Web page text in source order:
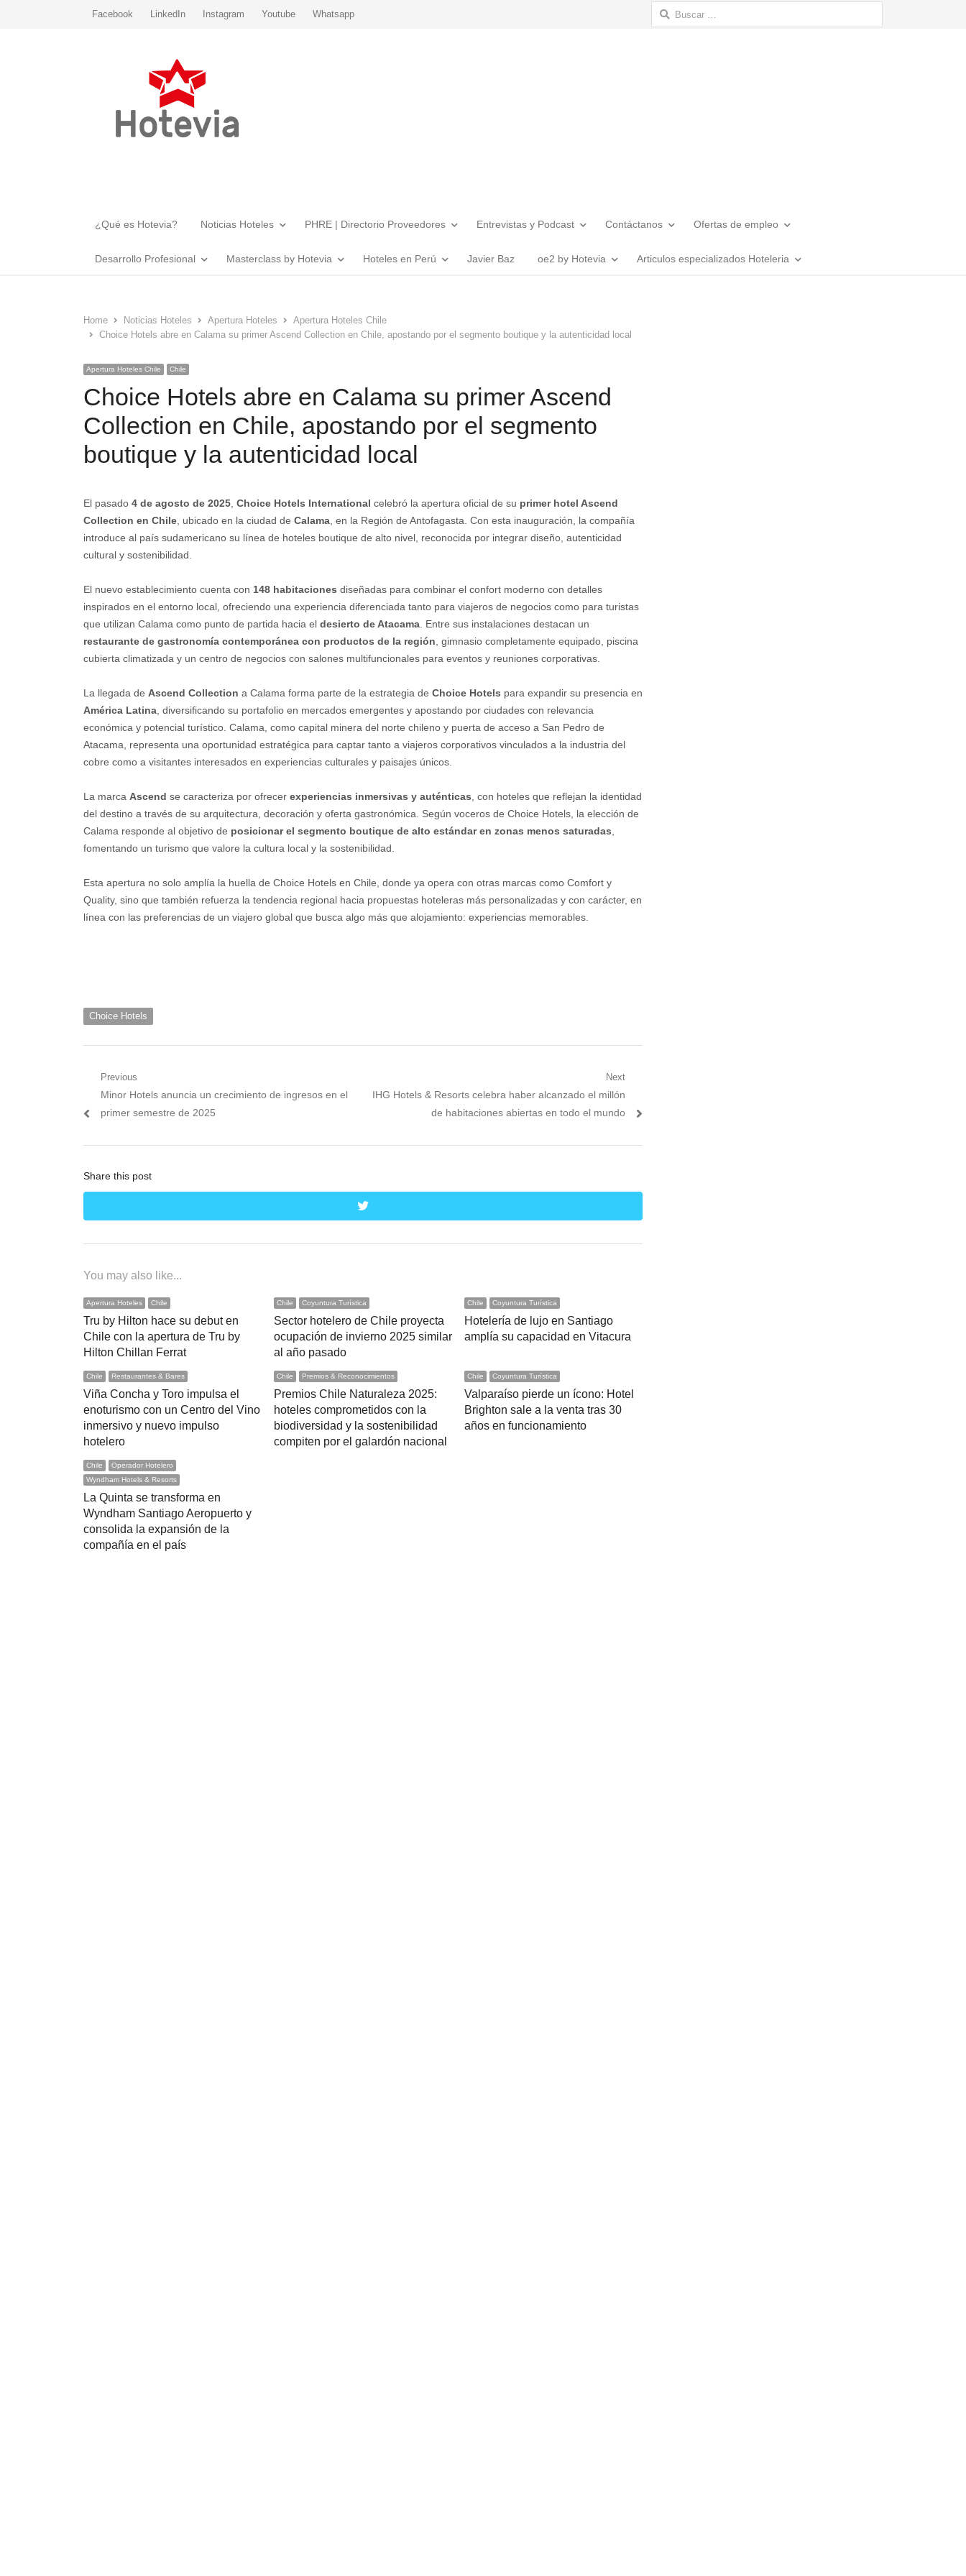
Facebook LinkedIn Instagram Youtube Whatsapp Buscar:
¿Qué es Hotevia? Noticias Hoteles PHRE | Directorio Proveedores Entrevistas y Podcast Contáctanos Ofertas de empleo
Desarrollo Profesional Masterclass by Hotevia Hoteles en Perú Javier Baz oe2 by Hotevia Articulos especializados Hoteleria
Home Noticias Hoteles Apertura Hoteles
Apertura Hoteles Chile
Choice Hotels abre en Calama su primer Ascend Collection en Chile, apostando por el segmento boutique y la autenticidad local
Apertura Hoteles Chile Chile
Choice Hotels abre en Calama su primer Ascend
Collection en Chile, apostando por el segmento
boutique y la autenticidad local
El pasado 4 de agosto de 2025 Choice Hotels International celebró la apertura oficial de su primer hotel Ascend
Collection en Chile , ubicado en la ciudad de Calama , en la Región de Antofagasta. Con esta inauguración, la compañía
introduce al país sudamericano su línea de hoteles boutique de alto nivel, reconocida por integrar diseño, autenticidad
cultural y sostenibilidad.
El nuevo establecimiento cuenta con 148 habitaciones diseñadas para combinar el confort moderno con detalles
inspirados en el entorno local, ofreciendo una experiencia diferenciada tanto para viajeros de negocios como para turistas
que utilizan Calama como punto de partida hacia el desierto de Atacama . Entre sus instalaciones destacan un
restaurante de gastronomía contemporánea con productos de la región , gimnasio completamente equipado, piscina
cubierta climatizada y un centro de negocios con salones multifuncionales para eventos y reuniones corporativas.
La llegada de Ascend Collection a Calama forma parte de la estrategia de Choice Hotels para expandir su presencia en
América Latina , diversificando su portafolio en mercados emergentes y apostando por ciudades con relevancia
económica y potencial turístico. Calama, como capital minera del norte chileno y puerta de acceso a San Pedro de
Atacama, representa una oportunidad estratégica para captar tanto a viajeros corporativos vinculados a la industria del
cobre como a visitantes interesados en experiencias culturales y paisajes únicos.
La marca Ascend se caracteriza por ofrecer experiencias inmersivas y auténticas , con hoteles que reflejan la identidad
del destino a través de su arquitectura, decoración y oferta gastronómica. Según voceros de Choice Hotels, la elección de
Calama responde al objetivo de posicionar el segmento boutique de alto estándar en zonas menos saturadas
fomentando un turismo que valore la cultura local y la sostenibilidad.
Esta apertura no solo amplía la huella de Choice Hotels en Chile, donde ya opera con otras marcas como Comfort y
Quality, sino que también refuerza la tendencia regional hacia propuestas hoteleras más personalizadas y con carácter, en
línea con las preferencias de un viajero global que busca algo más que alojamiento: experiencias memorables.
Choice Hotels
Navegación
de
Previous
Previous
post:
Minor Hotels anuncia un crecimiento de ingresos en el
primer semestre de 2025
Next
Next
IHG Hotels & Resorts celebra haber alcanzado el millón
de habitaciones abiertas en todo el mundo
Share this post
twitter
You may also like...
Apertura Hoteles Chile
Tru by Hilton hace su debut en
Chile con la apertura de Tru by
Hilton Chillan Ferrat
Chile Coyuntura Turística
Sector hotelero de Chile proyecta
ocupación de invierno 2025 similar
al año pasado
Chile Coyuntura Turística
Hotelería de lujo en Santiago
amplía su capacidad en Vitacura
Chile Restaurantes & Bares
Viña Concha y Toro impulsa el
enoturismo con un Centro del Vino
inmersivo y nuevo impulso
hotelero
Chile Premios & Reconocimientos
Premios Chile Naturaleza 2025:
hoteles comprometidos con la
biodiversidad y la sostenibilidad
compiten por el galardón nacional
Chile Coyuntura Turística
Valparaíso pierde un ícono: Hotel
Brighton sale a la venta tras 30
años en funcionamiento
Chile
Operador Hotelero
Wyndham Hotels & Resorts
La Quinta se transforma en
Wyndham Santiago Aeropuerto y
consolida la expansión de la
compañía en el país